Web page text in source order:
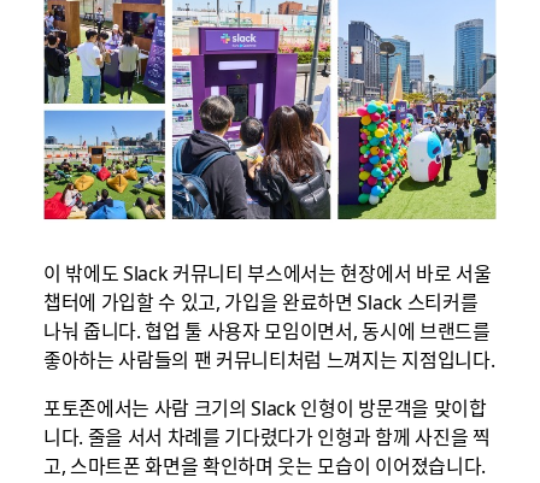
이 밖에도 Slack 커뮤니티 부스에서는 현장에서 바로 서울
챕터에 가입할 수 있고, 가입을 완료하면 Slack 스티커를
나눠 줍니다. 협업 툴 사용자 모임이면서, 동시에 브랜드를
좋아하는 사람들의 팬 커뮤니티처럼 느껴지는 지점입니다.
포토존에서는 사람 크기의 Slack 인형이 방문객을 맞이합
니다. 줄을 서서 차례를 기다렸다가 인형과 함께 사진을 찍
고, 스마트폰 화면을 확인하며 웃는 모습이 이어졌습니다.